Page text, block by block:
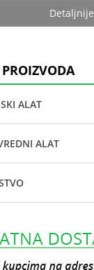
Detaljnije
ALAT
ALAT